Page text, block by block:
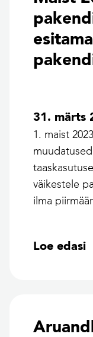
esitama
31. märts
1. maist
väikestele
ilma
Loe edasi